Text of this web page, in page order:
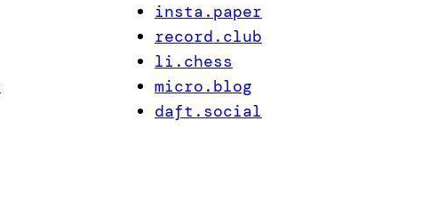
insta.paper
record.club
li.chess
micro.blog
daft.social